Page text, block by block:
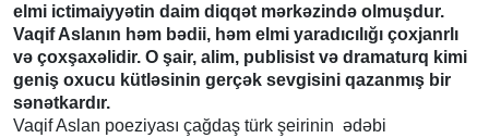
elmi ictimaiyyətin daim diqqət mərkəzində olmuşdur.
Vaqif Aslanın həm bədii, həm elmi yaradıcılığı çoxjanrlı
və çoxşaxəlidir. O şair, alim, publisist və dramaturq kimi
geniş oxucu kütləsinin gerçək sevgisini qazanmış bir
sənətkardır.
Vaqif Aslan poeziyası çağdaş türk şeirinin ədəbi